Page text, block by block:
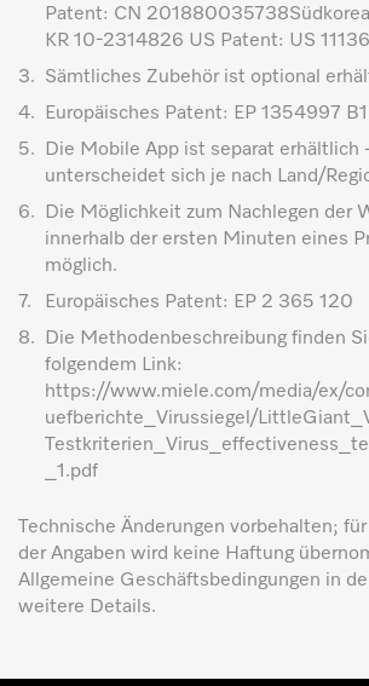
Patent: CN
KR 10-2314826 US Patent: US
3.
Sämtliches Zubehör ist optional
4.
Europäisches Patent: EP 1354997 B1
5.
Die Mobile App ist separat erhältlich
unterscheidet sich je nach Land/
6.
Die Möglichkeit zum Nachlegen der
innerhalb der ersten Minuten eines
möglich.
7.
Europäisches Patent: EP 2 365 120
8.
Die Methodenbeschreibung finden
folgendem Link:
https://www.miele.com/media/ex/
uefberichte_Virussiegel/
_1.pdf
Technische Änderungen vorbehalten;
der Angaben wird keine Haftung
Allgemeine Geschäftsbedingungen in
weitere Details.